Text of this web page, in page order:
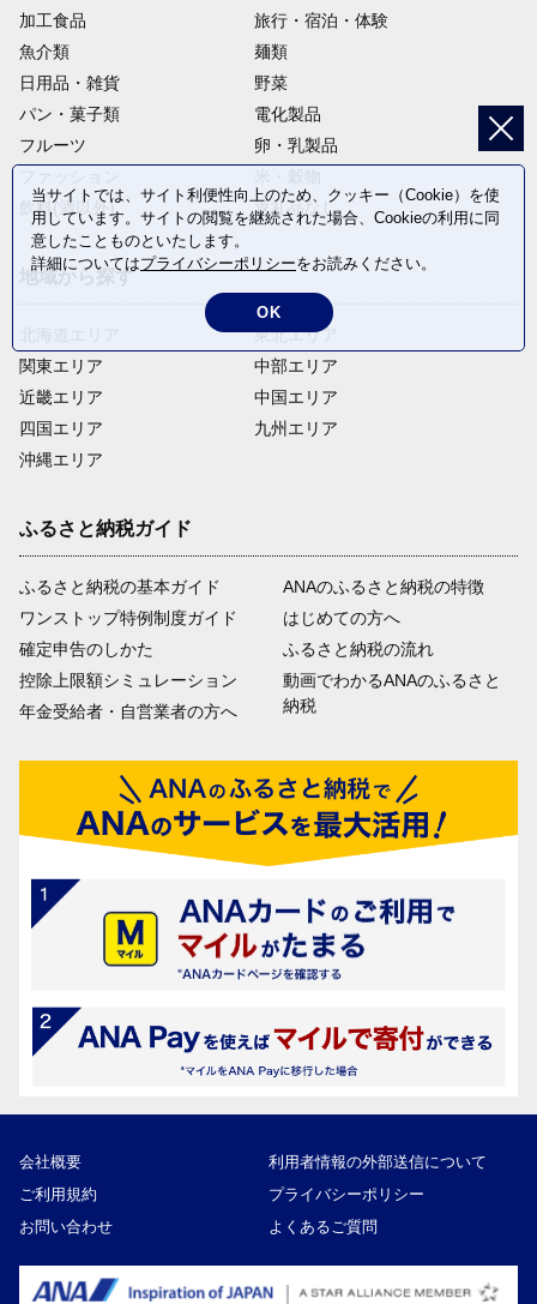
加工食品
旅行・宿泊・体験
魚介類
麺類
日用品・雑貨
野菜
パン・菓子類
電化製品
フルーツ
卵・乳製品
飲料(酒以外)
返礼品なし
地域から探す
関東エリア
近畿エリア
四国エリア
沖縄エリア
東北エリア
中部エリア
中国エリア
九州エリア
ふるさと納税ガイド
ふるさと納税の基本ガイド
ワンストップ特例制度ガイド
確定申告のしかた
控除上限額シミュレーション
年金受給者・自営業者の方へ
ANAのふるさと納税の特徴
はじめての方へ
ふるさと納税の流れ
動画でわかるANAのふるさと
納税
会社概要
利用者情報の外部送信について
ご利用規約
プライバシーポリシー
お問い合わせ
よくあるご質問
当サイトでは、サイト利便性向上のため、クッキー（Cookie）を使
用しています。サイトの閲覧を継続された場合、Cookieの利用に同
意したことものといたします。
詳細についてはプライバシーポリシーをお読みください。
OK